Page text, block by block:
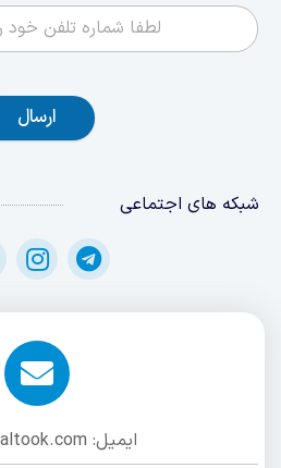
ارسال
شبکه های اجتماعی
ایمیل: info@kaaltook.com